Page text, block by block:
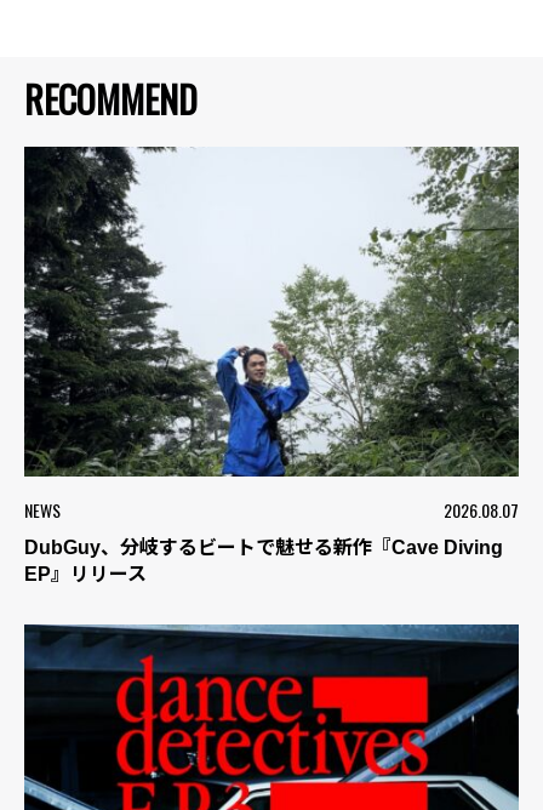
RECOMMEND
NEWS 2026.08.07
DubGuy、分岐するビートで魅せる新作『Cave Diving
EP』リリース